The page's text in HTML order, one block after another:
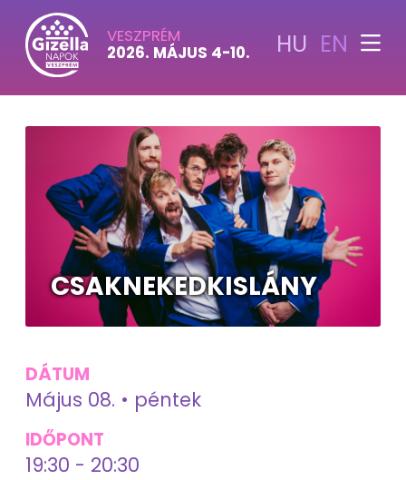
VESZPRÉM
2026. MÁJUS 4-10. HU EN
CSAKNEKEDKISLÁNY
DÁTUM
Május 08. • péntek
IDŐPONT
19:30 - 20:30